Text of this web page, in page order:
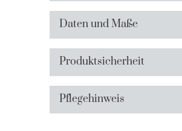
Daten und Maße
Produktsicherheit
Pflegehinweis